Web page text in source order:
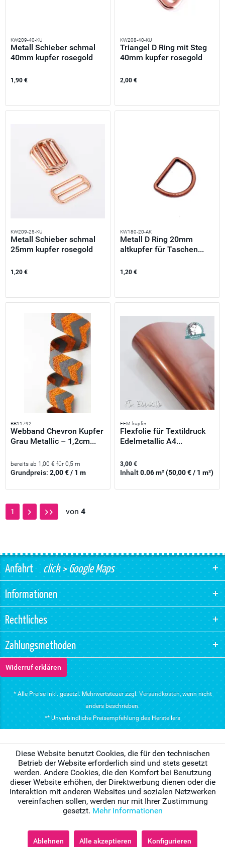
KW209-40-KU
Metall Schieber schmal
40mm kupfer rosegold
1,90 €
KW208-40-KU
Triangel D Ring mit Steg
40mm kupfer rosegold
2,00 €
KW209-25-KU
Metall Schieber schmal
25mm kupfer rosegold
1,20 €
KW180-20-AK
Metall D Ring 20mm
altkupfer für Taschen...
1,20 €
BB11792
Webband Chevron Kupfer
Grau Metallic – 1,2cm...
bereits ab 1,00 € für 0,5 m
Grundpreis:2,00 € / 1 m
FEM-kupfer
Flexfolie für Textildruck
Edelmetallic A4...
3,00 €
Inhalt0.06 m²(50,00 € / 1 m²)
1 von 4
Anfahrtclick > Google Maps
Informationen
Rechtliches
Zahlungsmethoden
Widerruf erklären
* Alle Preise inkl. gesetzl. Mehrwertsteuer zzgl. Versandkosten, wenn nicht
anders beschrieben.
** Unverbindliche Preisempfehlung des Herstellers
Diese Website benutzt Cookies, die für den technischen
Betrieb der Website erforderlich sind und stets gesetzt
werden. Andere Cookies, die den Komfort bei Benutzung
dieser Website erhöhen, der Direktwerbung dienen oder die
Interaktion mit anderen Websites und sozialen Netzwerken
vereinfachen sollen, werden nur mit Ihrer Zustimmung
gesetzt. Mehr Informationen
Ablehnen Alle akzeptieren Konfigurieren